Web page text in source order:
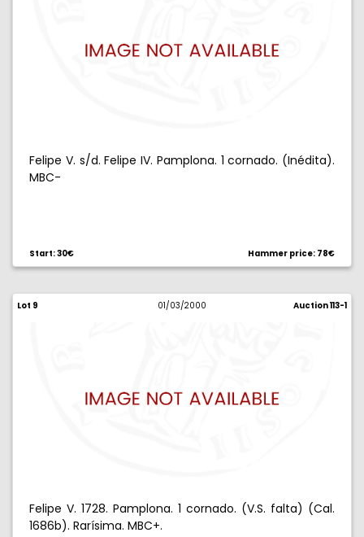
Felipe V. s/d. Felipe IV. Pamplona. 1 cornado. (Inédita).
MBC-
Start: 30€ Hammer price: 78€
Lot 9 01/03/2000 Auction 113-1
Felipe V. 1728. Pamplona. 1 cornado. (V.S. falta) (Cal.
1686b). Rarísima. MBC+.